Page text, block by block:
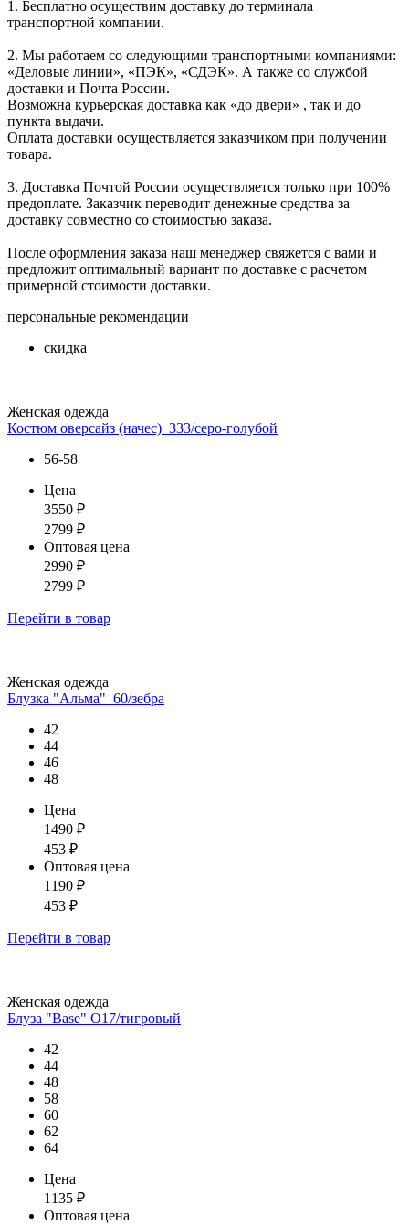
1. Бесплатно осуществим доставку до терминала
транспортной компании.
2. Мы работаем со следующими транспортными компаниями:
«Деловые линии», «ПЭК», «СДЭК». А также со службой
доставки и Почта России.
Возможна курьерская доставка как «до двери» , так и до
пункта выдачи.
Оплата доставки осуществляется заказчиком при получении
товара.
3. Доставка Почтой России осуществляется только при 100%
предоплате. Заказчик переводит денежные средства за
доставку совместно со стоимостью заказа.
После оформления заказа наш менеджер свяжется с вами и
предложит оптимальный вариант по доставке с расчетом
примерной стоимости доставки.
персональные рекомендации
скидка
Женская одежда
Костюм оверсайз (начес)_333/серо-голубой
56-58
Цена
3550 ₽
2799 ₽
Оптовая цена
2990 ₽
2799 ₽
Перейти в товар
Женская одежда
Блузка "Альма"_60/зебра
42
44
46
48
Цена
1490 ₽
453 ₽
Оптовая цена
1190 ₽
453 ₽
Перейти в товар
Женская одежда
Блуза "Base" О17/тигровый
42
44
48
58
60
62
64
Цена
1135 ₽
Оптовая цена